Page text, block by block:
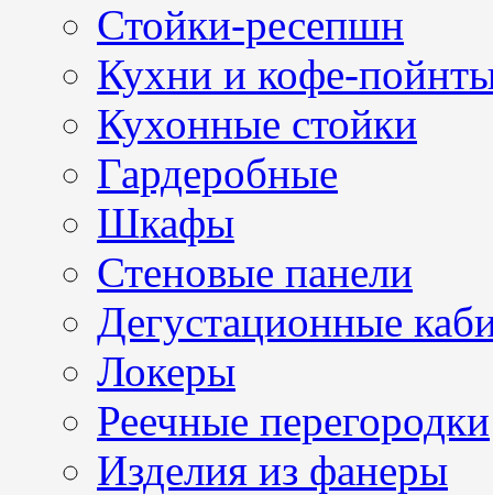
Стойки-ресепшн
Кухни и кофе-
Кухонные стойки
Гардеробные
Шкафы
Стеновые панели
Дегустационные
Локеры
Реечные перегородки
Изделия из фанеры